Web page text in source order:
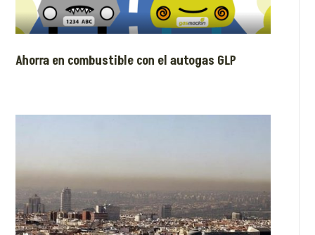
Ahorra en combustible con el autogas GLP